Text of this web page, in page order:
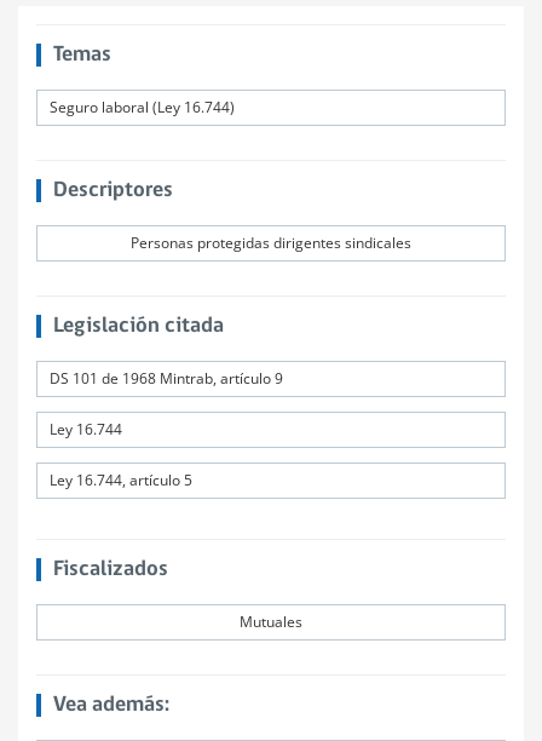
Temas
Seguro laboral (Ley 16.744)
Descriptores
Personas protegidas dirigentes sindicales
Legislación citada
DS 101 de 1968 Mintrab, artículo 9
Ley 16.744
Ley 16.744, artículo 5
Fiscalizados
Mutuales
Vea además: